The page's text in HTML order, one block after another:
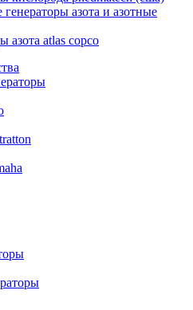
азота и азотные
азота atlas copco